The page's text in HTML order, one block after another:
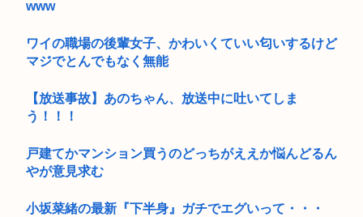
www
ワイの職場の後輩女子、かわいくていい匂いするけど
マジでとんでもなく無能
【放送事故】あのちゃん、放送中に吐いてしま
う！！！
戸建てかマンション買うのどっちがええか悩んどるん
やが意見求む
小坂菜緒の最新『下半身』ガチでエグいって・・・